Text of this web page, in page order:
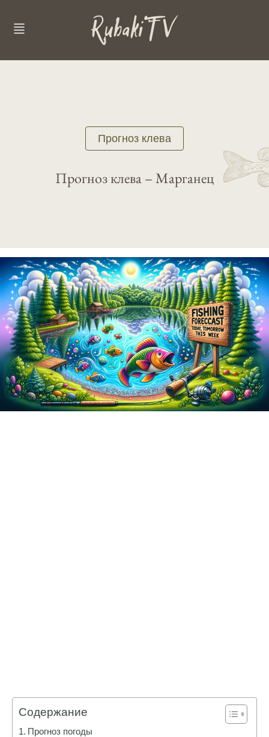
Прогноз клева
Прогноз клева – Марганец
Содержание
Прогноз погоды